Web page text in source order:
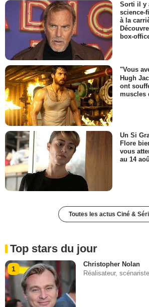
Sorti il y
science-
à la
box-
"Vous
Hugh
ont
muscles
Un Si
Flore
vous
au 14
Toutes les actus Ciné &
Top stars du jour
1
Christopher Nolan
Réalisateur,